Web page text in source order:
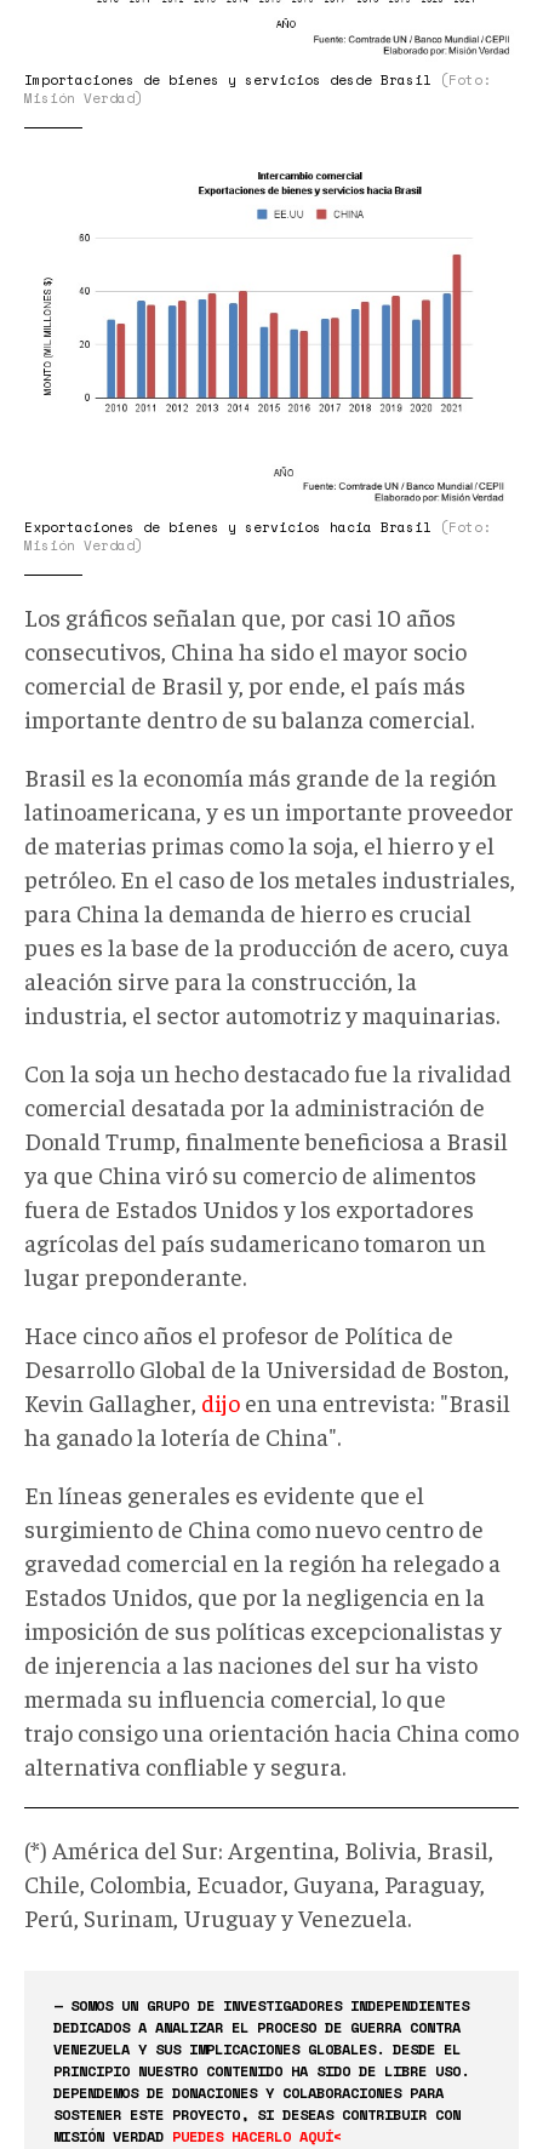
Importaciones de bienes y servicios desde Brasil
(Foto:
Misión Verdad)
Exportaciones de bienes y servicios hacia Brasil
(Foto:
Misión Verdad)
Los gráficos señalan que, por casi 10 años
consecutivos, China ha sido el mayor socio
comercial de Brasil y, por ende, el país más
importante dentro de su balanza comercial.
Brasil es la economía más grande de la región
latinoamericana, y es un importante proveedor
de materias primas como la soja, el hierro y el
petróleo. En el caso de los metales industriales,
para China la demanda de hierro es crucial
pues es la base de la producción de acero, cuya
aleación sirve para la construcción, la
industria, el sector automotriz y maquinarias.
Con la soja un hecho destacado fue la rivalidad
comercial desatada por la administración de
Donald Trump, finalmente beneficiosa a Brasil
ya que China viró su comercio de alimentos
fuera de Estados Unidos y los exportadores
agrícolas del país sudamericano tomaron un
lugar preponderante.
Hace cinco años el profesor de Política de
Desarrollo Global de la Universidad de Boston,
Kevin Gallagher, dijo en una entrevista: "Brasil
ha ganado la lotería de China".
En líneas generales es evidente que el
surgimiento de China como nuevo centro de
gravedad comercial en la región ha relegado a
Estados Unidos, que por la negligencia en la
imposición de sus políticas excepcionalistas y
de injerencia a las naciones del sur ha visto
mermada su influencia comercial, lo que
trajo consigo una orientación hacia China como
alternativa confliable y segura.
(*) América del Sur: Argentina, Bolivia, Brasil,
Chile, Colombia, Ecuador, Guyana, Paraguay,
Perú, Surinam, Uruguay y Venezuela.
— SOMOS UN GRUPO DE INVESTIGADORES INDEPENDIENTES
DEDICADOS A ANALIZAR EL PROCESO DE GUERRA CONTRA
VENEZUELA Y SUS IMPLICACIONES GLOBALES. DESDE EL
PRINCIPIO NUESTRO CONTENIDO HA SIDO DE LIBRE USO.
DEPENDEMOS DE DONACIONES Y COLABORACIONES PARA
SOSTENER ESTE PROYECTO, SI DESEAS CONTRIBUIR CON
MISIÓN VERDAD PUEDES HACERLO AQUÍ<